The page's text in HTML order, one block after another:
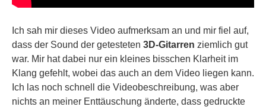
Ich sah mir dieses Video aufmerksam an und mir fiel auf,
dass der Sound der getesteten 3D-Gitarren ziemlich gut
war. Mir hat dabei nur ein kleines bisschen Klarheit im
Klang gefehlt, wobei das auch an dem Video liegen kann.
Ich las noch schnell die Videobeschreibung, was aber
nichts an meiner Enttäuschung änderte, dass gedruckte